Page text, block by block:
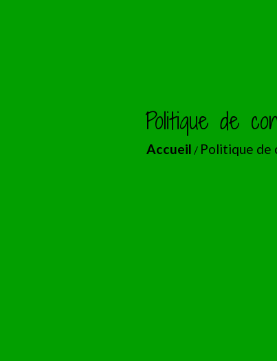
Politique de
Accueil / Politique de